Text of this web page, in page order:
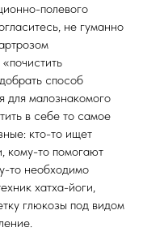
полевого
не гуманно
способ
для малознакомого
в себе то самое
кто-то ищет
кому-то помогают
то необходимо
хатха-йоги,
глюкозы под видом